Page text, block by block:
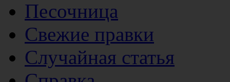
Песочница
Свежие правки
Случайная статья